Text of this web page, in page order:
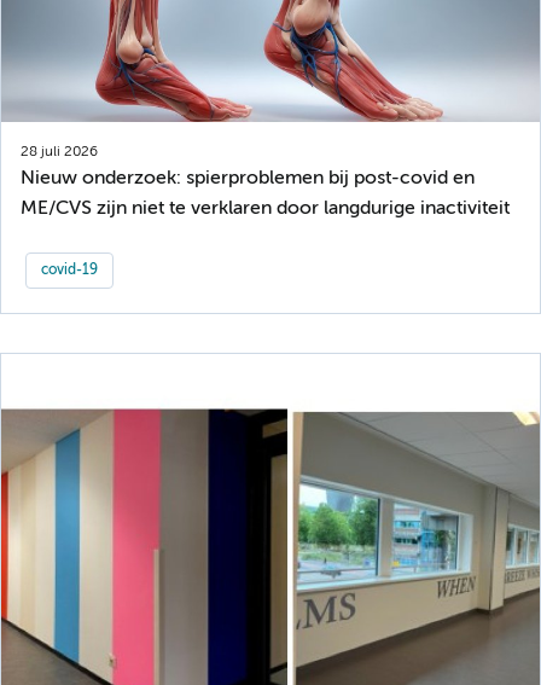
28 juli 2026
Nieuw onderzoek: spierproblemen bij post-covid en
ME/CVS zijn niet te verklaren door langdurige inactiviteit
covid-19